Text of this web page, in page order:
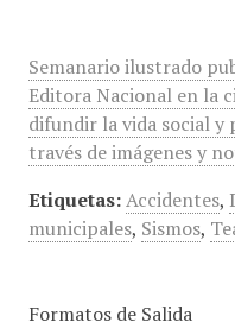
Semanario ilustrado
Editora Nacional en la
difundir la vida social y
través de imágenes y
Etiquetas: Accidentes,
municipales, Sismos,
Formatos de Salida